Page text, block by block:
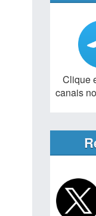
Clique
canais no